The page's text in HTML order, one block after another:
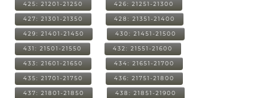
425: 21201-21250 426: 21251-21300
427: 21301-21350 428: 21351-21400
429: 21401-21450 430: 21451-21500
431: 21501-21550 432: 21551-21600
433: 21601-21650 434: 21651-21700
435: 21701-21750 436: 21751-21800
437: 21801-21850 438: 21851-21900